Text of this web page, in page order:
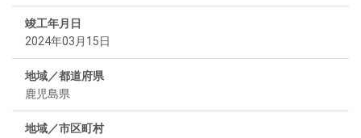
竣工年月日
2024年03月15日
地域／都道府県
鹿児島県
地域／市区町村